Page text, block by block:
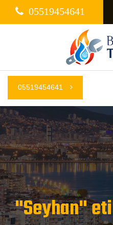
05519454641
05519454641
"Seyhan"